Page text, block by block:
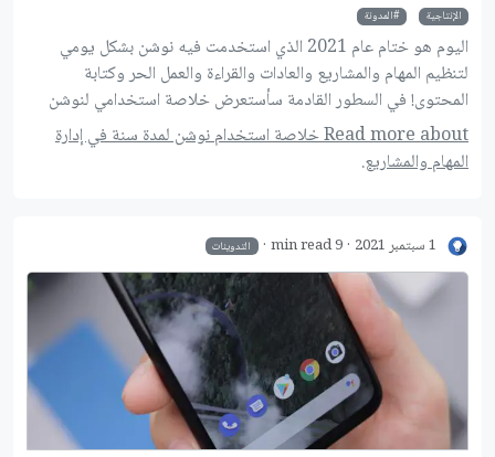
الإنتاجية المدونة
اليوم هو ختام عام 2021 الذي استخدمت فيه نوشن بشكل يومي
لتنظيم المهام والمشاريع والعادات والقراءة والعمل الحر وكتابة
المحتوى! في السطور القادمة سأستعرض خلاصة استخدامي لنوشن
لمدة سنة في التخطيط وتنظيم اﻷمور المختلفة، وكيف يمكن الاستفادة
من هذه اﻷداة لتحقيق أقصى استفادة وإدارة الحياة بشكل أكثر تنظيمًا
وفعالية.
Read more about خلاصة استخدام نوشن لمدة سنة في إدارة
المهام والمشاريع.
1 سبتمبر 2021 9 min read التدوينات